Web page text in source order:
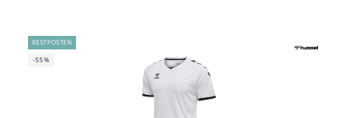
RESTPOSTEN
-55%